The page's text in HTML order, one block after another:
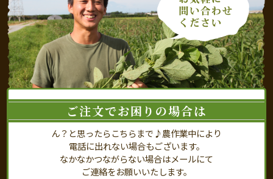
ご注文でお困りの場合は
ん？と思ったらこちらまで♪農作業中により
電話に出れない場合もございます。
なかなかつながらない場合はメールにて
ご連絡をお願いいたします。